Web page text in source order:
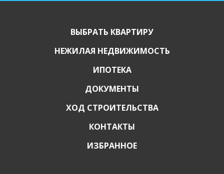
ВЫБРАТЬ КВАРТИРУ
НЕЖИЛАЯ НЕДВИЖИМОСТЬ
ИПОТЕКА
ДОКУМЕНТЫ
ХОД СТРОИТЕЛЬСТВА
КОНТАКТЫ
ИЗБРАННОЕ